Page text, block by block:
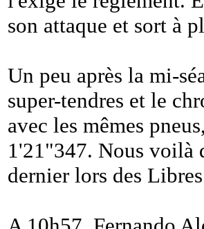
son attaque et sort à
Un peu après la mi-
super-tendres et le
avec les mêmes
1'21"347. Nous voilà
dernier lors des